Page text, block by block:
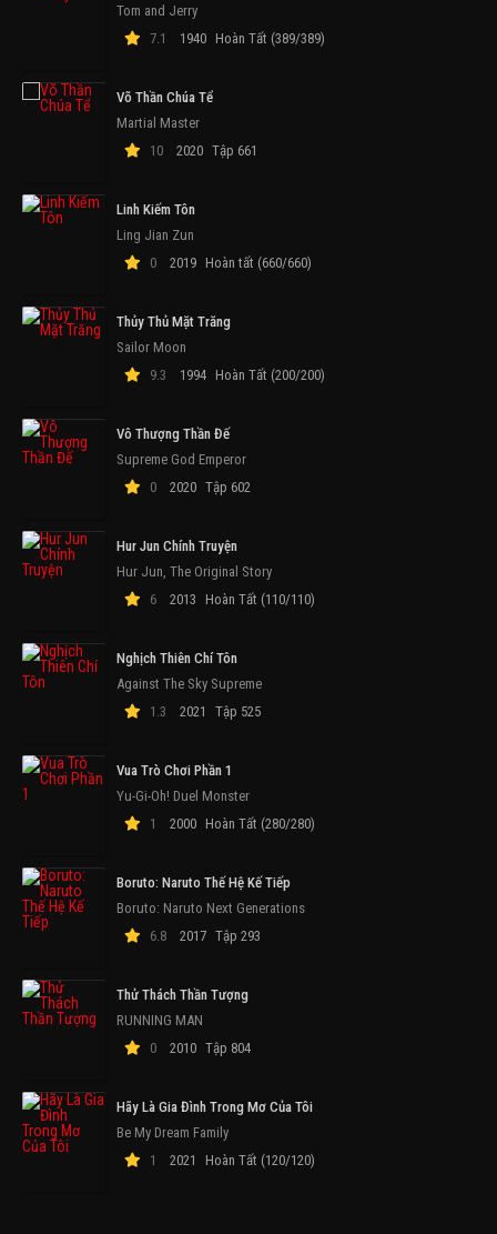
Tom and Jerry
7.1
1940 Hoàn Tất (389/389)
Võ Thần Chúa Tể
Martial Master
10
2020 Tập 661
Linh Kiếm Tôn
Ling Jian Zun
0
2019 Hoàn tất (660/660)
Thủy Thủ Mặt Trăng
Sailor Moon
9.3
1994 Hoàn Tất (200/200)
Vô Thượng Thần Đế
Supreme God Emperor
0
2020 Tập 602
Hur Jun Chính Truyện
Hur Jun, The Original Story
6
2013 Hoàn Tất (110/110)
Nghịch Thiên Chí Tôn
Against The Sky Supreme
1.3
2021 Tập 525
Vua Trò Chơi Phần 1
Yu-Gi-Oh! Duel Monster
1
2000 Hoàn Tất (280/280)
Boruto: Naruto Thế Hệ Kế Tiếp
Boruto: Naruto Next Generations
6.8
2017 Tập 293
Thử Thách Thần Tượng
RUNNING MAN
0
2010 Tập 804
Hãy Là Gia Đình Trong Mơ Của Tôi
Be My Dream Family
1
2021 Hoàn Tất (120/120)